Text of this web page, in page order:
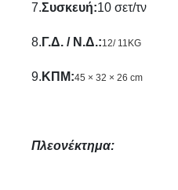
7.Συσκευή:10 σετ/τν
8. Γ.Δ. / Ν.Δ.:12/ 11KG
9. ΚΠΜ:45 × 32 × 26 cm
Πλεονέκτημα: